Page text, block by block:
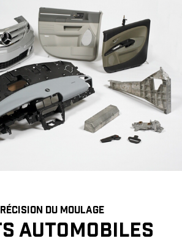
DU MOULAGE
AUTOMOBILES